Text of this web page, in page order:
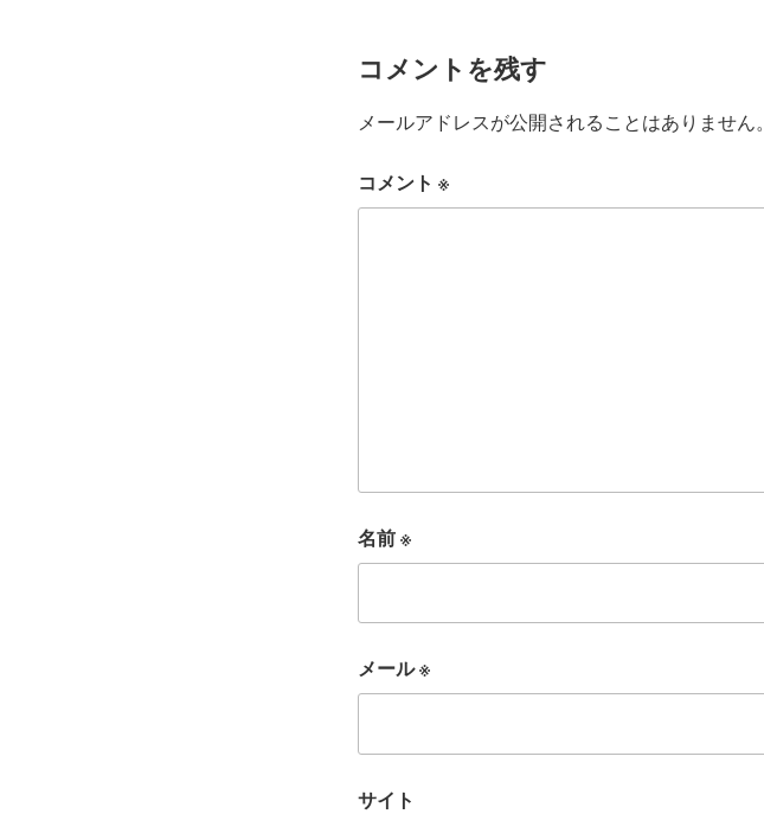
コメントを残す
メールアドレスが公開されることはありません。
コメント ※
名前※
メール※
サイト